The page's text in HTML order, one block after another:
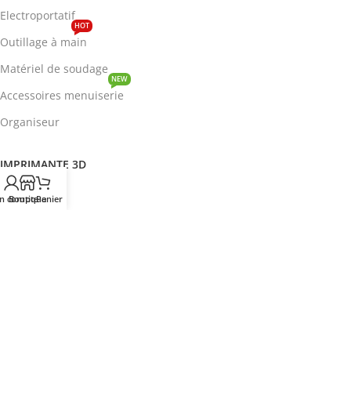
Electroportatif
Outillage à main
HOT
Matériel de soudage
Accessoires menuiserie
NEW
Organiseur
IMPRIMANTE 3D
ROBOTIQUE
compte
BoutiquePanier